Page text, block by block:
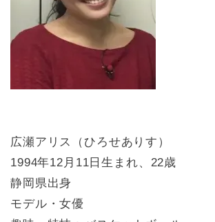
広瀬アリス（ひろせありす）
1994年12月11日生まれ、22歳
静岡県出身
モデル・女優